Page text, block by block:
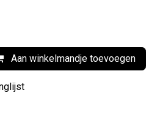
Aan winkelmandje toevoegen